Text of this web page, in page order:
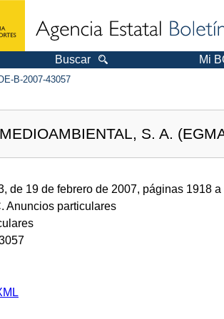
Buscar Mi
B-2007-43057
S. A.
de 19 de febrero de 2007, páginas 1918 a
Anuncios particulares